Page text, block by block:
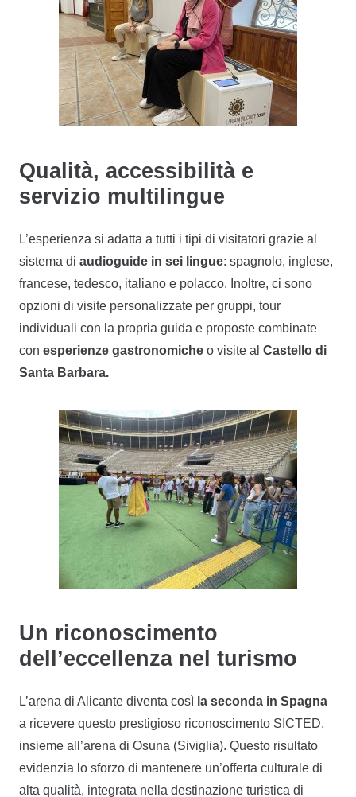
Qualità, accessibilità e
servizio multilingue
L’esperienza si adatta a tutti i tipi di visitatori grazie al
sistema di audioguide in sei lingue: spagnolo, inglese,
francese, tedesco, italiano e polacco. Inoltre, ci sono
opzioni di visite personalizzate per gruppi, tour
individuali con la propria guida e proposte combinate
con esperienze gastronomiche o visite al Castello di
Santa Barbara.
Un riconoscimento
dell’eccellenza nel turismo
L’arena di Alicante diventa così la seconda in Spagna
a ricevere questo prestigioso riconoscimento SICTED,
insieme all’arena di Osuna (Siviglia). Questo risultato
evidenzia lo sforzo di mantenere un’offerta culturale di
alta qualità, integrata nella destinazione turistica di